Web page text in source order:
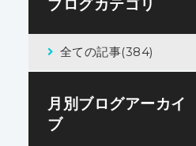
ブログカテゴリ
全ての記事(384)
月別ブログアーカイ
ブ